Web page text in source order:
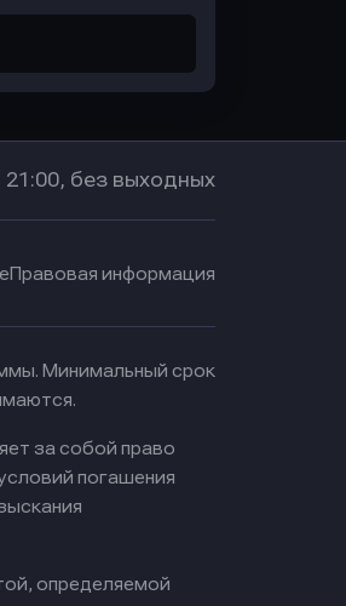
21:00, без выходных
Правовая информация
Минимальный срок
за собой право
погашения
определяемой